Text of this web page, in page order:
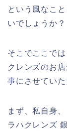
という風なこ
いでしょうか？
そこでここで
クレンズのお
事にさせていた
まず、私自身
ラハクレンズ